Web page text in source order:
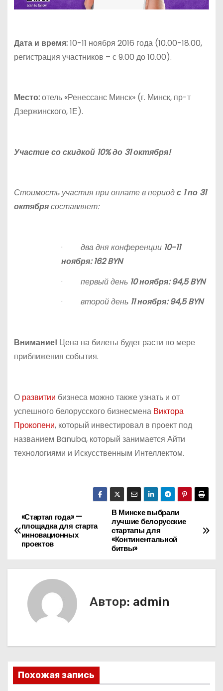
Дата и время:10-11 ноября 2016 года (10.00-18.00,
регистрация участников – с 9.00 до 10.00).
Место:отель «Ренессанс Минск» (г. Минск, пр-т
Дзержинского, 1Е).
Участие со скидкой 10% до 31 октября!
Стоимость участия при оплате в периодс 1 по 31
октябрясоставляет:
·два дня конференции 10-11
ноября: 162 BYN
·первый день 10 ноября: 94,5 BYN
·второй день 11 ноября: 94,5 BYN
Внимание! Цена на билеты будет расти по мере
приближения события.
О развитии бизнеса можно также узнать и от
успешного белорусского бизнесмена Виктора
Прокопени, который инвестировал в проект под
названием Banuba, который занимается Айти
технологиями и Искусственным Интеллектом.
Н
а
ц
и
я
В Минске выбрали
лучшие белорусские
стартапы для
«Континентальной
битвы»
«Стартап года» —
площадка для старта
инновационных
проектов
Автор: admin
Похожая запись